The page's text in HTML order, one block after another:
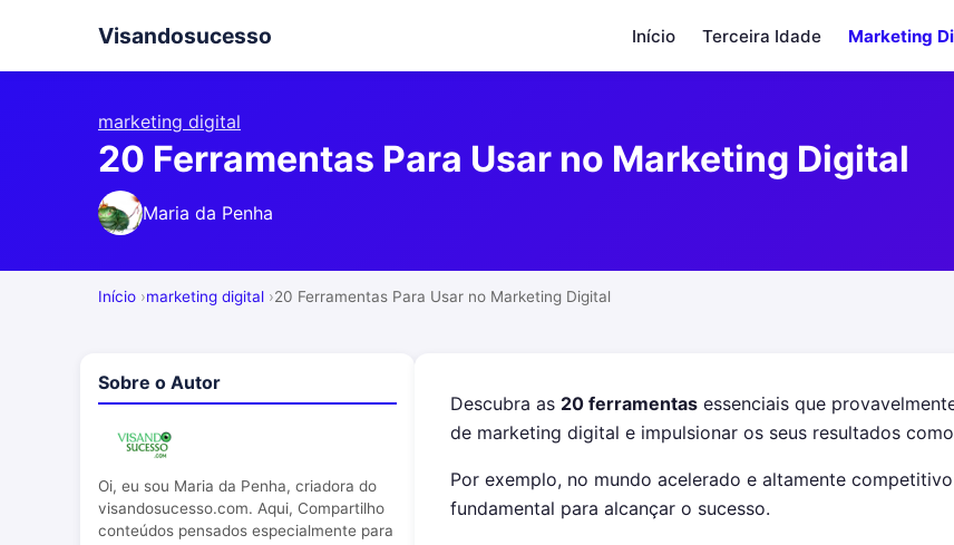
Visandosucesso Início Terceira Idade Marketing
marketing digital
20 Ferramentas Para Usar no Marketing Digital
Maria da Penha
Início marketing digital 20 Ferramentas Para Usar no Marketing Digital
Descubra as 20 ferramentas essenciais que
de marketing digital e impulsionar os seus resultados
Por exemplo, no mundo acelerado e altamente
fundamental para alcançar o sucesso.
Sobre o Autor
Oi, eu sou Maria da Penha, criadora do
visandosucesso.com. Aqui, Compartilho
conteúdos pensados especialmente para